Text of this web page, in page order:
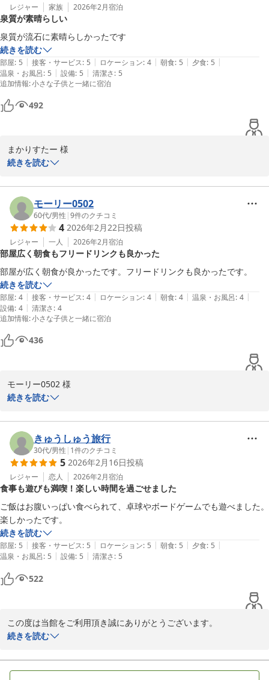
別府温泉 和モダン湯宿 ゆとりろ別府
2026-03-21
レジャー 家族 2026年2月宿泊
泉質が素晴らしい
泉質が流石に素晴らしかったです
続きを読む
部屋: 5 | 接客・サービス: 5 | ロケーション: 4 | 朝食: 5 | 夕食: 5 |
温泉・お風呂: 5 | 設備: 5 | 清潔さ: 5
追加情報:小さな子供と一緒に宿泊
492
まかりすたー 様
館内施設にご満足頂けてなによりでございました。
今後も多くのお客様に選ばれる旅館を目指し精進して参ります。
お客様のまたのご来館を心よりお待ち申し上げます。
ゆとりろ別府　副支配人宗像
別府温泉 和モダン湯宿 ゆとりろ別府
2026-02-24
続きを読む
モーリー0502
60代/男性 |9件のクチコミ
4 2026年2月22日投稿
レジャー 一人 2026年2月宿泊
部屋広く朝食もフリードリンクも良かった
部屋が広く朝食が良かったです。フリードリンクも良かったです。
続きを読む
部屋: 4 | 接客・サービス: 4 | ロケーション: 4 | 朝食: 4 | 温泉・お風呂: 4 |
設備: 4 | 清潔さ: 4
追加情報:小さな子供と一緒に宿泊
436
モーリー0502 様
身に余るお言葉を頂戴し、大変嬉しく思っております。
今後も多くのお客様に選ばれる旅館を目指し精進して参ります。
またこちらへお越しの際は、ぜひ当館をご利用ください。
ゆとりろ別府　伊東
別府温泉 和モダン湯宿 ゆとりろ別府
2026-02-24
続きを読む
きゅうしゅう旅行
30代/男性 | 1件のクチコミ
5 2026年2月16日投稿
レジャー 恋人 2026年2月宿泊
食事も遊びも満喫！楽しい時間を過ごせました
ご飯はお腹いっぱい食べられて、卓球やボードゲームでも遊べました。
楽しかったです。
続きを読む
部屋: 5 | 接客・サービス: 5 | ロケーション: 5 | 朝食: 5 | 夕食: 5 |
温泉・お風呂: 5 | 設備: 5 | 清潔さ: 5
522
この度は当館をご利用頂き誠にありがとうございます。
また、その際のご感想をお寄せ頂き重ねてお礼申し上げます。
今後ともお客様により満足して頂けるような施設づくりを目指し
て、サービス向上に努めて参ります。
続きを読む